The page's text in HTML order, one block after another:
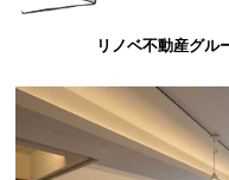
リノベ不動産グル